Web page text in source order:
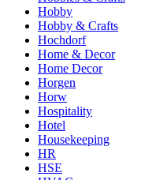
Hobby
Hobby & Crafts
Hochdorf
Home & Decor
Home Decor
Horgen
Horw
Hospitality
Hotel
Housekeeping
HR
HSE